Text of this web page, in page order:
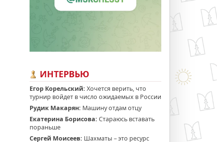
ИНТЕРВЬЮ
Егор Корельский: Хочется верить, что
турнир войдет в число ожидаемых в России
Рудик Макарян: Машину отдам отцу
Екатерина Борисова: Стараюсь вставать
пораньше
Сергей Моисеев: Шахматы – это ресурс